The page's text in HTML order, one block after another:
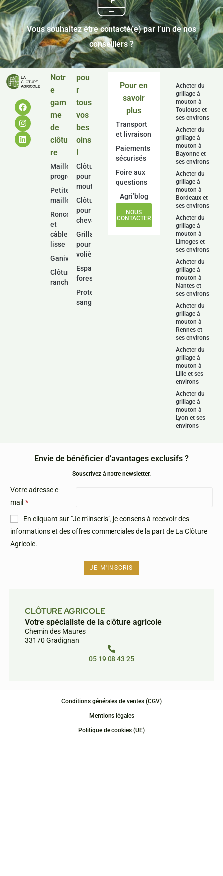
Vous souhaitez être contacté(e) par l’un de nos
conseillers ?
Notr
e
gam
me
de
clôtu
re
Mailles
progressives
Petites
mailles
Ronce
et
câble
lisse
Ganivelle
Clôture
ranch
pou
r
tous
vos
bes
oins
!
Clôture
pour
moutons
Clôture
pour
chevaux
Grillage
pour
volière
Espace
forestier
Protection
sanglier
Pour en
savoir
plus
Transport
et livraison
Paiements
sécurisés
Foire aux
questions
Agri’blog
NOUS
CONTACTER
Acheter du
grillage à
mouton à
Toulouse et
ses environs
Acheter du
grillage à
mouton à
Bayonne et
ses environs
Acheter du
grillage à
mouton à
Bordeaux et
ses environs
Acheter du
grillage à
mouton à
Limoges et
ses environs
Acheter du
grillage à
mouton à
Nantes et
ses environs
Acheter du
grillage à
mouton à
Rennes et
ses environs
Acheter du
grillage à
mouton à
Lille et ses
environs
Acheter du
grillage à
mouton à
Lyon et ses
environs
Envie de bénéficier d’avantages exclusifs ?
Souscrivez à notre newsletter.
Votre adresse e-
mail *
En cliquant sur "Je m'inscris", je consens à recevoir des
informations et des offres commerciales de la part de La Clôture
Agricole.
CLÔTURE AGRICOLE
Votre spécialiste de la clôture agricole
Chemin des Maures
33170 Gradignan
05 19 08 43 25
Conditions générales de ventes (CGV)
Mentions légales
Politique de cookies (UE)